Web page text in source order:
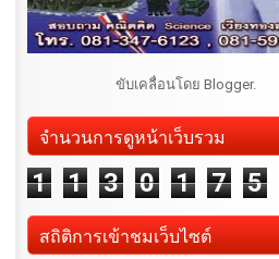
ขับเคลื่อนโดย Blogger.
จำนวนการดูหน้าเว็บรวม
1 1 3 0 1 7 5
สถิติการเข้าชมเว็บไซต์